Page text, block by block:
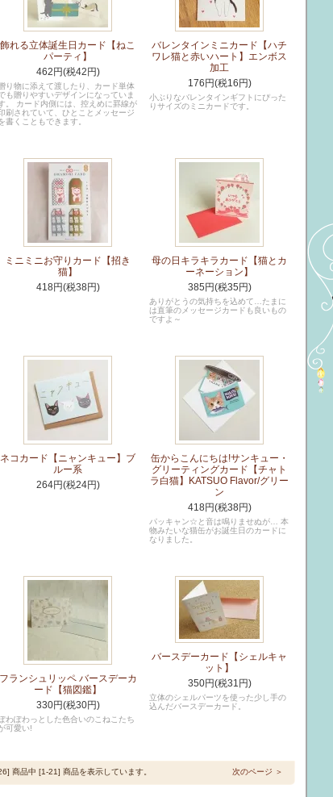
飾れる立体誕生日カード【ねこ
パーティ】
462円(税42円)
り物に添えて渡したり、カード単体
も贈りやすいデザインになっていま
。 カード内側には、控えめに罫線が
刷されていて、ひとことメッセージ
書くこともできます。
バレンタインミニカード【ハチ
ワレ猫と赤いハート】エンボス
加工
176円(税16円)
小ぶりなバレンタインギフトにぴった
りサイズのミニカードです。
ミニミニお守りカード【招き
猫】
418円(税38円)
母の日キラキラカード【猫とカ
ーネーション】
385円(税35円)
ありがとうの気持ちを込めて…たまに
は直筆のメッセージカードも良いもの
ですよ～
ネコカード【ニャンキュー】ブ
ルー系
264円(税24円)
缶からこんにちは!サンキュー・
グリーティングカード【チャト
ラ白猫】KATSUO Flavor/グリー
ン
418円(税38円)
パッキャン☆と音は鳴りませぬが… 本
物みたいな猫缶がお誕生日のカードに
なりました。
フランシュリッペ バースデーカ
ード【猫図鑑】
330円(税30円)
わぽわっとした色合いのこねこたち
可愛い!
バースデーカード【シェルキャ
ット】
350円(税31円)
立体のシェルパーツを使った少し手の
込んだバースデーカード。
商品中 [1-21] 商品を表示しています。 次のページ ＞